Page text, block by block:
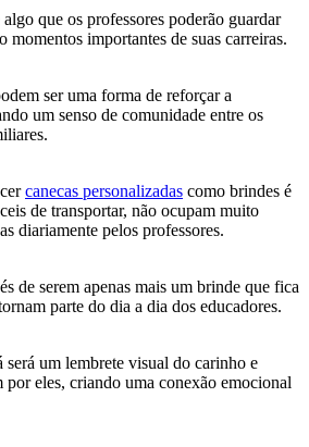
que os professores poderão guardar
momentos importantes de suas carreiras.
ser uma forma de reforçar a
um senso de comunidade entre os
canecas personalizadas como brindes é
de transportar, não ocupam muito
diariamente pelos professores.
de serem apenas mais um brinde que fica
parte do dia a dia dos educadores.
será um lembrete visual do carinho e
por eles, criando uma conexão emocional